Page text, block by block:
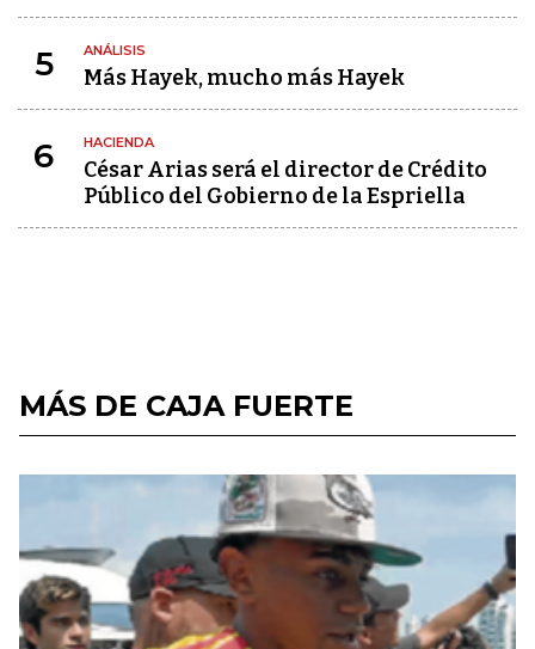
5 ANÁLISIS
Más Hayek, mucho más Hayek
6 HACIENDA
César Arias será el director de Crédito
Público del Gobierno de la Espriella
MÁS DE CAJA FUERTE